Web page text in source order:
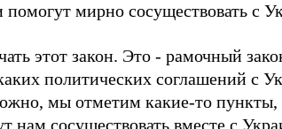
мирно сосуществовать с
этот закон. Это - рамочный
политических соглашений с
мы отметим какие-то
нам сосуществовать вместе с